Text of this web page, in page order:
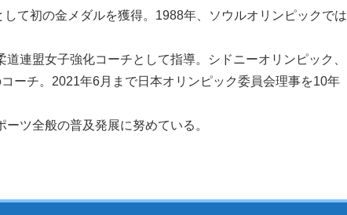
て初の金メダルを獲得。1988年、ソウルオリンピックでは
連盟女子強化コーチとして指導。シドニーオリンピック、
ーチ。2021年6月まで日本オリンピック委員会理事を10年
ツ全般の普及発展に努めている。